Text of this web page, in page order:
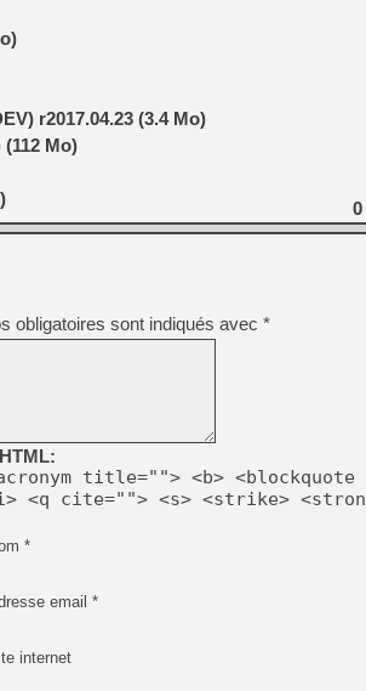
r2017.04.23 (3.4 Mo)
Mo)
0
obligatoires sont indiqués avec *
title=""> <b> <blockquote
<q cite=""> <s> <strike>
*
email *
internet